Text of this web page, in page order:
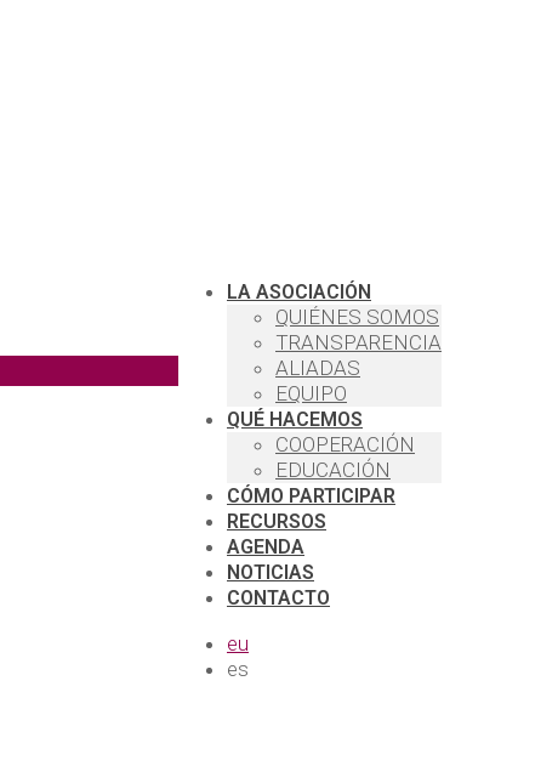
LA ASOCIACIÓN
QUIÉNES SOMOS
TRANSPARENCIA
ALIADAS
EQUIPO
QUÉ HACEMOS
COOPERACIÓN
EDUCACIÓN
CÓMO PARTICIPAR
RECURSOS
AGENDA
NOTICIAS
CONTACTO
eu
es